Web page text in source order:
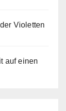
Violetten
auf einen